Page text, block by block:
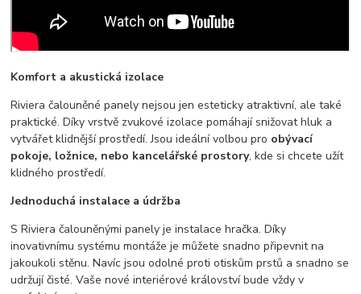
Komfort a akustická izolace
Riviera čalouněné panely nejsou jen esteticky atraktivní, ale také
praktické. Díky vrstvě zvukové izolace pomáhají snižovat hluk a
vytvářet klidnější prostředí. Jsou ideální volbou pro obývací
pokoje, ložnice, nebo kancelářské prostory, kde si chcete užít
klidného prostředí.
Jednoduchá instalace a údržba
S Riviera čalouněnými panely je instalace hračka. Díky
inovativnímu systému montáže je můžete snadno připevnit na
jakoukoli stěnu. Navíc jsou odolné proti otiskům prstů a snadno se
udržují čisté. Vaše nové interiérové království bude vždy v